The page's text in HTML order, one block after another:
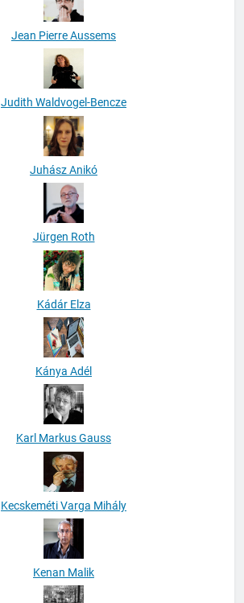
Jean Pierre Aussems
Judith Waldvogel-Bencze
Juhász Anikó
Jürgen Roth
Kádár Elza
Kánya Adél
Karl Markus Gauss
Kecskeméti Varga Mihály
Kenan Malik